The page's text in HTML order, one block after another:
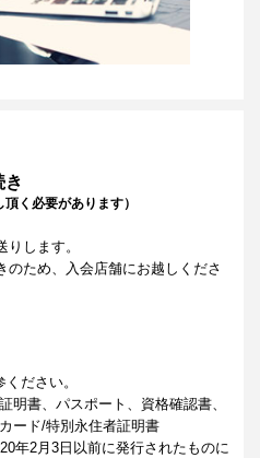
き
く必要があります）
します。
のため、入会店舗にお越しくださ
ださい。
明書、パスポート、資格確認書、
ード/特別永住者証明書
年2月3日以前に発行されたものに